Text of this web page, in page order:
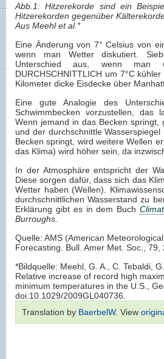
Abb.1: Hitzerekorde sind ein
Hitzerekorden gegenüber
Aus Meehl et al.*
Eine Änderung von 7° Celsius von
wenn man Wetter diskutiert.
Unterschied aus, wenn man
DURCHSCHNITTLICH um 7°C
Kilometer dicke Eisdecke über
Eine gute Analogie des
Schwimmbecken vorzustellen, das
Wenn jemand in das Becken
und der durchschnittle
Becken springt, wird weitere Wellen
das Klima) wird höher sein, da
In der Atmosphäre entspricht der
Diese sorgen dafür, dass sich das
Wetter haben (Wellen).
durchschnittlichen Wasserstand zu
Erklärung gibt es in dem Buch
Burroughs
Quelle: AMS (American
Forecasting. Bull. Amer Met. Soc., 79,
*Bildquelle: Meehl, G. A., C. Tebaldi,
Relative increase of record high
minimum temperatures in the U.S.,
doi:10.1029/2009GL040736.
Translation by BaerbelW. View